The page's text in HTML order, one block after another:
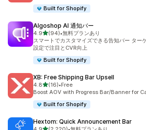
Built for Shopify
Algoshop AI 通知バー
4.95つ星中
(94)
合計レビュー数：94件
•無料プランあり
スマートでカスタマイズできる告知バー ター
設定で注目とCVR向上
Built for Shopify
XB: Free Shipping Bar Upsell
4.85つ星中
(16)
合計レビュー数：16件
•Free
Boost AOV with Progress Bar/Banner for
Built for Shopify
Hextom: Quick Announcement Bar
5つ星中